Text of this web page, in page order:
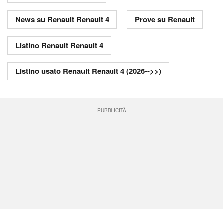
News su Renault Renault 4 Prove su Renault
Listino Renault Renault 4
Listino usato Renault Renault 4 (2026-->>)
PUBBLICITÀ